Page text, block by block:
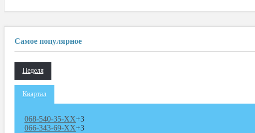
Самое популярное
Неделя
Квартал
068-540-35-XX+3
066-343-69-XX+3